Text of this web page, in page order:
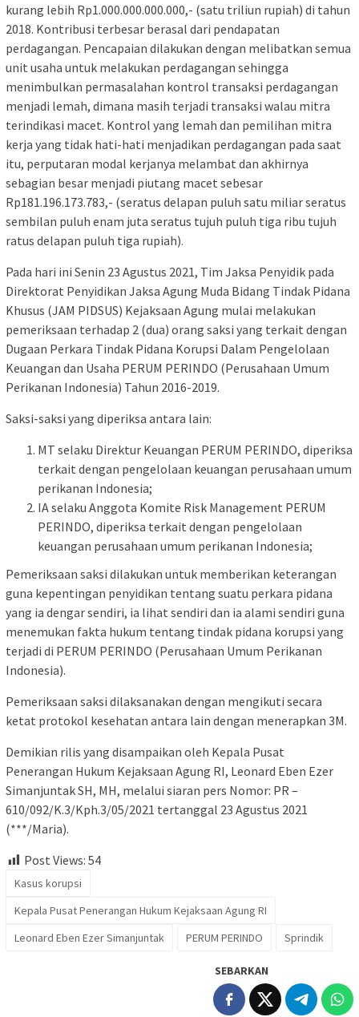
kurang lebih Rp1.000.000.000.000,- (satu triliun rupiah) di tahun
2018. Kontribusi terbesar berasal dari pendapatan
perdagangan. Pencapaian dilakukan dengan melibatkan semua
unit usaha untuk melakukan perdagangan sehingga
menimbulkan permasalahan kontrol transaksi perdagangan
menjadi lemah, dimana masih terjadi transaksi walau mitra
terindikasi macet. Kontrol yang lemah dan pemilihan mitra
kerja yang tidak hati-hati menjadikan perdagangan pada saat
itu, perputaran modal kerjanya melambat dan akhirnya
sebagian besar menjadi piutang macet sebesar
Rp181.196.173.783,- (seratus delapan puluh satu miliar seratus
sembilan puluh enam juta seratus tujuh puluh tiga ribu tujuh
ratus delapan puluh tiga rupiah).
Pada hari ini Senin 23 Agustus 2021, Tim Jaksa Penyidik pada
Direktorat Penyidikan Jaksa Agung Muda Bidang Tindak Pidana
Khusus (JAM PIDSUS) Kejaksaan Agung mulai melakukan
pemeriksaan terhadap 2 (dua) orang saksi yang terkait dengan
Dugaan Perkara Tindak Pidana Korupsi Dalam Pengelolaan
Keuangan dan Usaha PERUM PERINDO (Perusahaan Umum
Perikanan Indonesia) Tahun 2016-2019.
Saksi-saksi yang diperiksa antara lain:
MT selaku Direktur Keuangan PERUM PERINDO, diperiksa
terkait dengan pengelolaan keuangan perusahaan umum
perikanan Indonesia;
IA selaku Anggota Komite Risk Management PERUM
PERINDO, diperiksa terkait dengan pengelolaan
keuangan perusahaan umum perikanan Indonesia;
Pemeriksaan saksi dilakukan untuk memberikan keterangan
guna kepentingan penyidikan tentang suatu perkara pidana
yang ia dengar sendiri, ia lihat sendiri dan ia alami sendiri guna
menemukan fakta hukum tentang tindak pidana korupsi yang
terjadi di PERUM PERINDO (Perusahaan Umum Perikanan
Indonesia).
Pemeriksaan saksi dilaksanakan dengan mengikuti secara
ketat protokol kesehatan antara lain dengan menerapkan 3M.
Demikian rilis yang disampaikan oleh Kepala Pusat
Penerangan Hukum Kejaksaan Agung RI, Leonard Eben Ezer
Simanjuntak SH, MH, melalui siaran pers Nomor: PR –
610/092/K.3/Kph.3/05/2021 tertanggal 23 Agustus 2021
(***/Maria).
Post Views: 54
Kasus korupsi
Kepala Pusat Penerangan Hukum Kejaksaan Agung RI
Leonard Eben Ezer Simanjuntak
PERUM PERINDO Sprindik
SEBARKAN